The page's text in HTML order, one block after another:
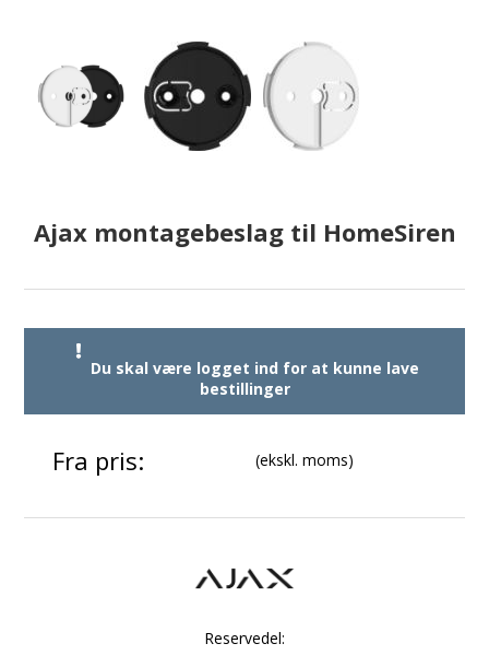
Ajax montagebeslag til HomeSiren
Du skal være logget ind for at kunne lave
bestillinger
Fra pris: (ekskl. moms)
Reservedel: